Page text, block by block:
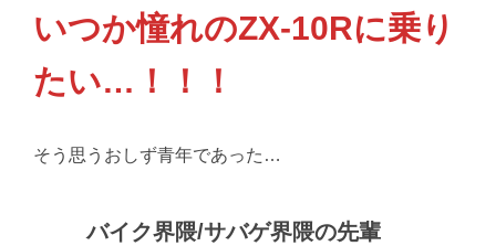
いつか憧れのZX-10Rに乗り
たい…！！！
そう思うおしず青年であった…
バイク界隈/サバゲ界隈の先輩